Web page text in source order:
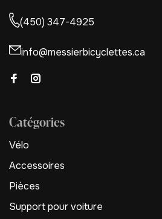
(450) 347-4925
info@messierbicyclettes.ca
Catégories
Vélo
Accessoires
Pièces
Support pour voiture